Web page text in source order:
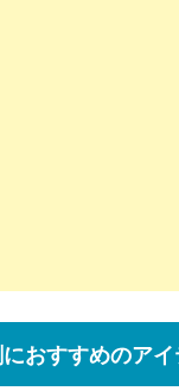
おすすめのア